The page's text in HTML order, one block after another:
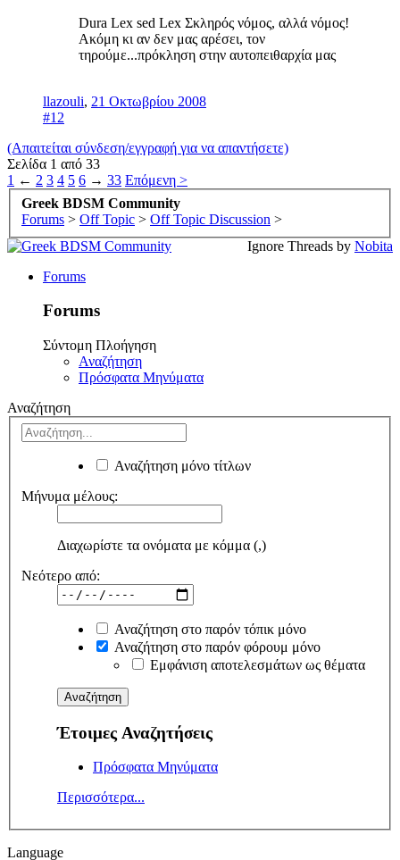
Dura Lex sed Lex Σκληρός νόμος, αλλά νόμος!
Ακόμη κι αν δεν μας αρέσει, τον
τηρούμε...πρόκληση στην αυτοπειθαρχία μας
llazouli, 21 Οκτωβρίου 2008
#12
(Απαιτείται σύνδεση/εγγραφή για να απαντήσετε)
Σελίδα 1 από 33
1 ← 2 3 4 5 6 → 33 Επόμενη >
Greek BDSM Community
Forums > Off Topic > Off Topic Discussion >
Ignore Threads by Nobita
Forums
Forums
Σύντομη Πλοήγηση
Αναζήτηση
Πρόσφατα Μηνύματα
Αναζήτηση
Αναζήτηση μόνο τίτλων
Μήνυμα μέλους:
Διαχωρίστε τα ονόματα με κόμμα (,)
Νεότερο από:
Αναζήτηση στο παρόν τόπικ μόνο
Αναζήτηση στο παρόν φόρουμ μόνο
Εμφάνιση αποτελεσμάτων ως θέματα
Έτοιμες Αναζητήσεις
Πρόσφατα Μηνύματα
Περισσότερα...
Language